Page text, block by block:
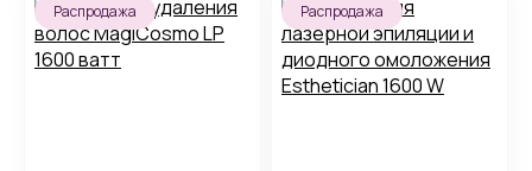
Распродажа Распродажа